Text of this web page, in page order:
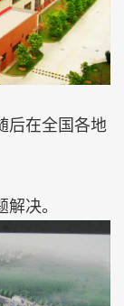
后在全国各地
决。